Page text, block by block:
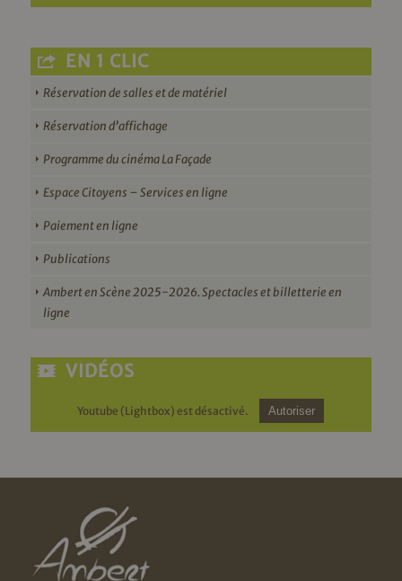
EN 1 CLIC
Réservation de salles et de matériel
Réservation d’affichage
Programme du cinéma La Façade
Espace Citoyens – Services en ligne
Paiement en ligne
Publications
Ambert en Scène 2025-2026. Spectacles et billetterie en
ligne
VIDÉOS
Youtube (Lightbox) est désactivé. Autoriser